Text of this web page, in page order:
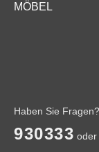
MÖBEL
Haben Sie
930333 oder